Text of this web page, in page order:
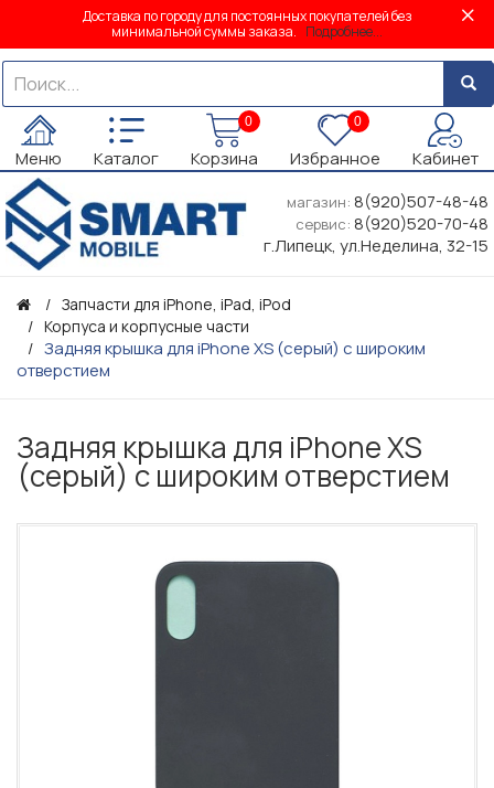
Доставка по городу для постоянных покупателей без
минимальной суммы заказа. Подробнее...
Меню Каталог
0
Корзина
0
Избранное Кабинет
магазин: 8(920)507-48-48
сервис: 8(920)520-70-48
г.Липецк, ул.Неделина, 32-15
Запчасти для iPhone, iPad, iPod
Корпуса и корпусные части
Задняя крышка для iPhone XS (серый) с широким
отверстием
Задняя крышка для iPhone XS
(серый) с широким отверстием